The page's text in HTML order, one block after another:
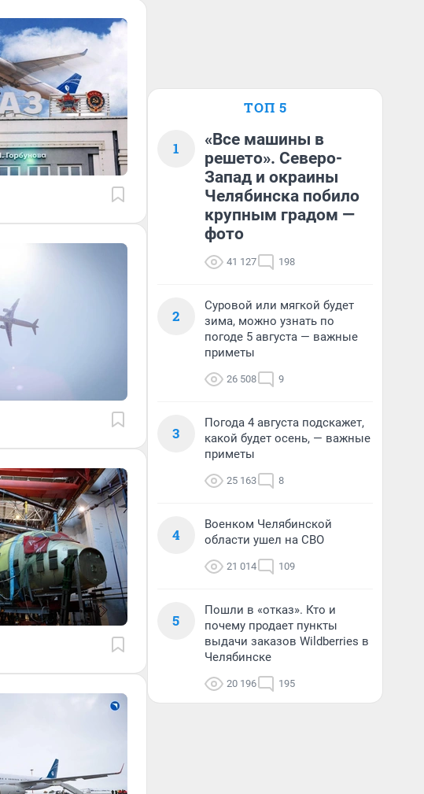
ТОП 5
1
«Все машины в
решето». Северо-
Запад и окраины
Челябинска побило
крупным градом —
фото
41 127 198
2
Суровой или мягкой будет
зима, можно узнать по
погоде 5 августа — важные
приметы
26 508 9
3
Погода 4 августа подскажет,
какой будет осень, — важные
приметы
25 163 8
4
Военком Челябинской
области ушел на СВО
21 014 109
5
Пошли в «отказ». Кто и
почему продает пункты
выдачи заказов Wildberries в
Челябинске
20 196 195